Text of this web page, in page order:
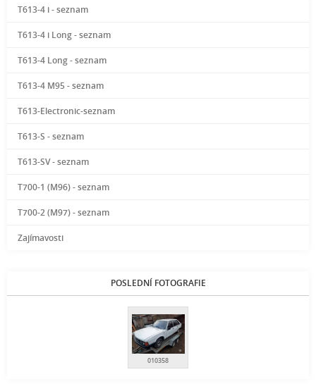
T613-4 i - seznam
T613-4 i Long - seznam
T613-4 Long - seznam
T613-4 M95 - seznam
T613-Electronic-seznam
T613-S - seznam
T613-SV - seznam
T700-1 (M96) - seznam
T700-2 (M97) - seznam
Zajímavosti
POSLEDNÍ FOTOGRAFIE
010358